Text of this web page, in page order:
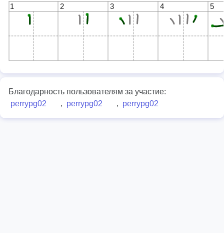
1 2 3 4 5
Благодарность пользователям за участие:
perrypg02
, perrypg02 , perrypg02